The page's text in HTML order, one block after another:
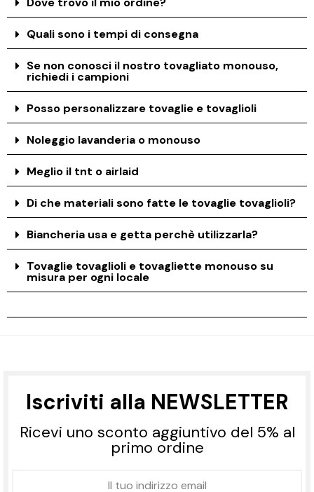
Quali sono i tempi di consegna
Se non conosci il nostro tovagliato monouso,
richiedi i campioni
Posso personalizzare tovaglie e tovaglioli
Noleggio lavanderia o monouso
Meglio il tnt o airlaid
Di che materiali sono fatte le tovaglie tovaglioli?
Biancheria usa e getta perchè utilizzarla?
Tovaglie tovaglioli e tovagliette monouso su
misura per ogni locale
Iscriviti alla NEWSLETTER
Ricevi uno sconto aggiuntivo del 5% al
primo ordine